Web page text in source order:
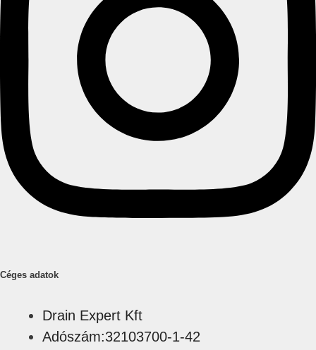
Céges adatok
Drain Expert Kft
Adószám:32103700-1-42